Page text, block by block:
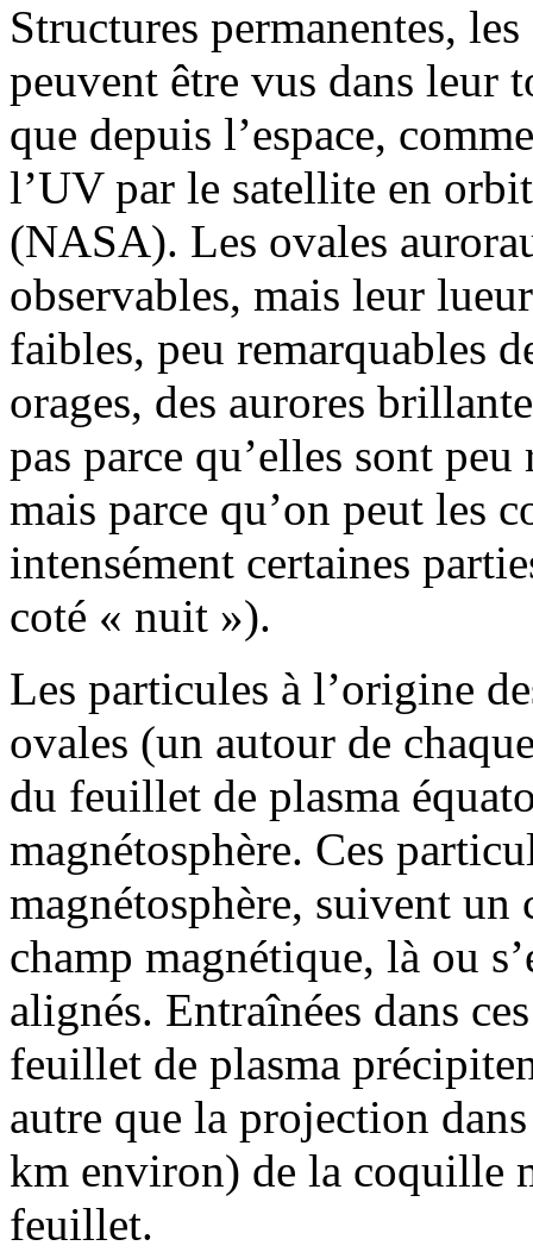
Structures permanentes,
peuvent être vus dans leur
que depuis l’espace,
l’UV par le satellite en
(NASA). Les ovales
observables, mais leur
faibles, peu remarquables
orages, des aurores
pas parce qu’elles sont
mais parce qu’on peut les
intensément certaines
coté « nuit »).
Les particules à l’origine
ovales (un autour de
du feuillet de plasma
magnétosphère. Ces
magnétosphère, suivent
champ magnétique, là ou
alignés. Entraînées dans
feuillet de plasma
autre que la projection
km environ) de la coquille
feuillet.